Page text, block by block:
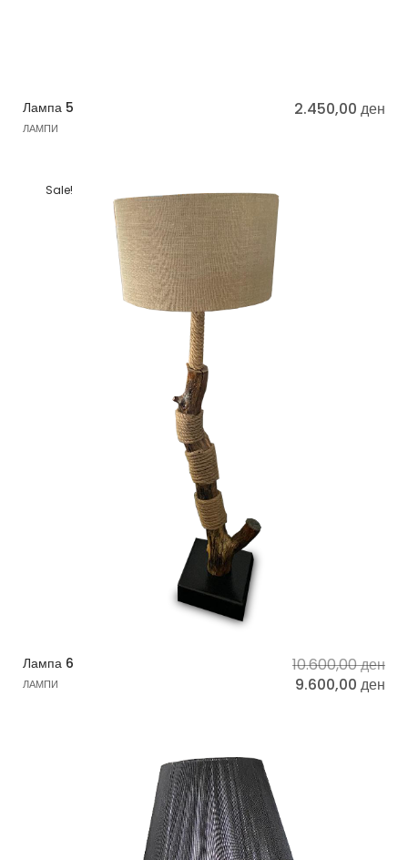
Лампа 5
ЛАМПИ
2.450,00 ден
Sale!
Лампа 6
ЛАМПИ
10.600,00ден
9.600,00 ден